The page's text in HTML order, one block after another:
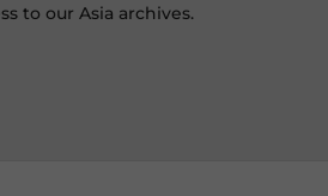
to our Asia archives.